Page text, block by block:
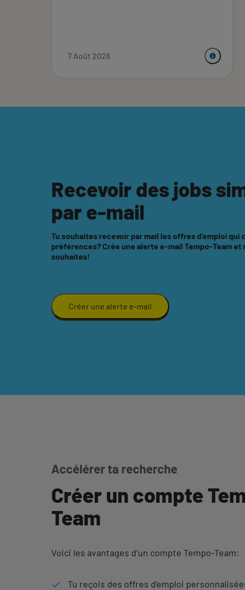
7 Août 2026
Recevoir des jobs
par e-mail
Tu souhaites recevoir par mail les offres d'emploi qui
préférences? Crée une alerte e-mail Tempo-Team
souhaites!
Créer une alerte e-mail
Accélérer ta recherche
Créer un compte
Team
Voici les avantages d’un compte Tempo-Team:
Tu reçois des offres d'emploi